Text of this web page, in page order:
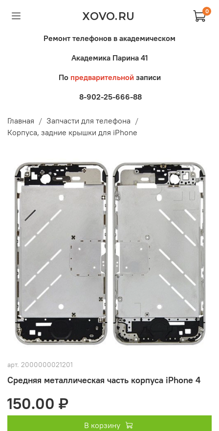
XOVO.RU 0
Ремонт телефонов в академическом
Академика Парина 41
По предварительнойзаписи
8-902-25-666-88
Главная
Запчасти для телефона
Корпуса, задние крышки для iPhone
арт. 2000000021201
Средняя металлическая часть корпуса iPhone 4
150.00 ₽
В корзину